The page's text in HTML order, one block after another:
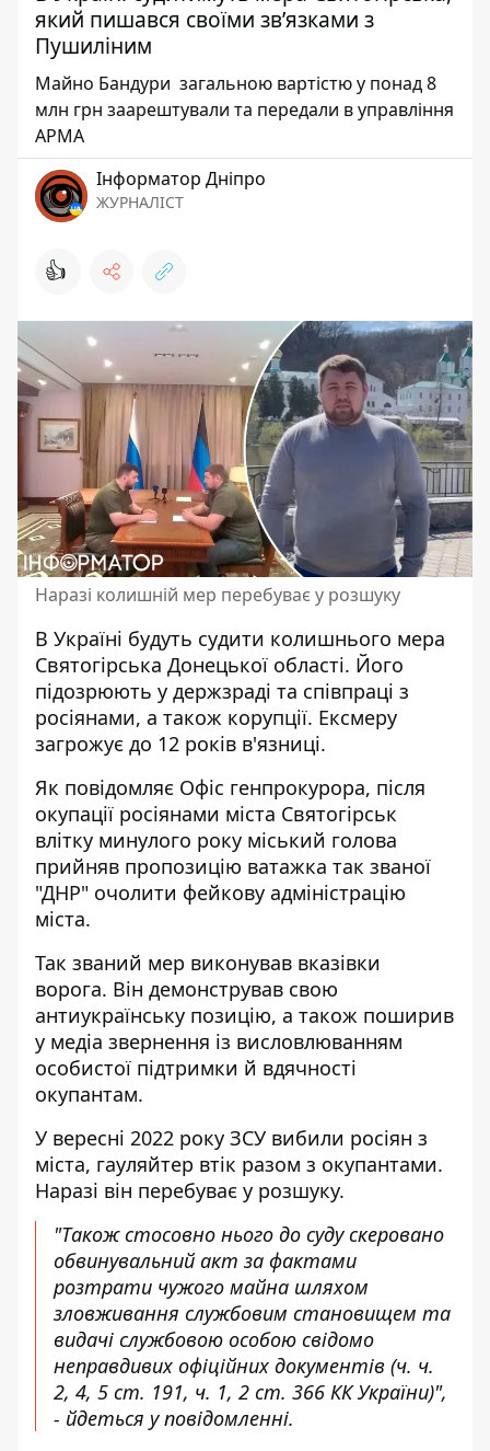
який пишався своїми звʼязками з
Пушиліним
Майно Бандури загальною вартістю у понад 8
млн грн заарештували та передали в управління
АРМА
Інформатор Дніпро
ЖУРНАЛІСТ
👍
Наразі колишній мер перебуває у розшуку
В Україні будуть судити колишнього мера
Святогірська Донецької області. Його
підозрюють у держзраді та співпраці з
росіянами, а також корупції. Ексмеру
загрожує до 12 років в'язниці.
Як повідомляє Офіс генпрокурора, після
окупації росіянами міста Святогірськ
влітку минулого року міський голова
прийняв пропозицію ватажка так званої
"ДНР" очолити фейкову адміністрацію
міста.
Так званий мер виконував вказівки
ворога. Він демонстрував свою
антиукраїнську позицію, а також поширив
у медіа звернення із висловлюванням
особистої підтримки й вдячності
окупантам.
У вересні 2022 року ЗСУ вибили росіян з
міста, гауляйтер втік разом з окупантами.
Наразі він перебуває у розшуку.
"Також стосовно нього до суду скеровано
обвинувальний акт за фактами
розтрати чужого майна шляхом
зловживання службовим становищем та
видачі службовою особою свідомо
неправдивих офіційних документів (ч. ч.
2, 4, 5 ст. 191, ч. 1, 2 ст. 366 КК України)",
- йдеться у повідомленні.